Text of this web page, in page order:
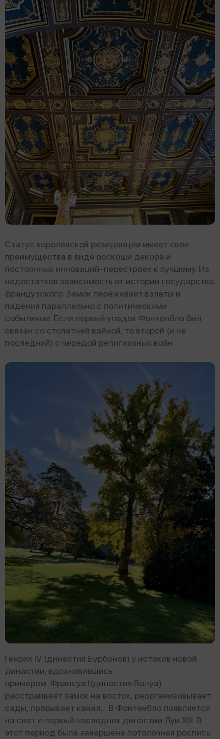
Cтатус королевской резиденции имеет свои
преимущества в виде роскоши декора и
постоянных инноваций-перестроек к лучшему. Из
недостатков зависимость от истории государства
французского. Замок переживает взлёты и
падения параллельно с политическими
событиями. Если первый упадок Фонтенбло был
связан со столетней войной, то второй (и не
последний) с чередой религиозных войн.
Генрих IV (династия Бурбонов) у истоков новой
династии, вдохновившись
примером Франсуа I(династия Валуа)
расстраивает замок на восток, реорганизовывает
сады, прорывает канал… В Фонтенбло появляется
на свет и первый наследник династии Луи XIII. В
этот период была завершена потолочная роспись